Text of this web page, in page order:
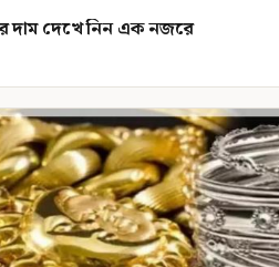
দেখে নিন এক নজরে